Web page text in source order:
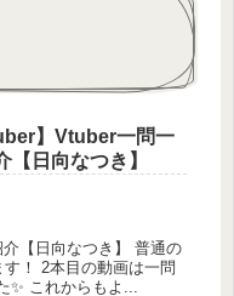
事
っていただければ
る行為は問答無用
止
り次第にぶっ壊す
】Vtuber一問一
【日向なつき】
向なつき】 普通の
一問
これからもよ...